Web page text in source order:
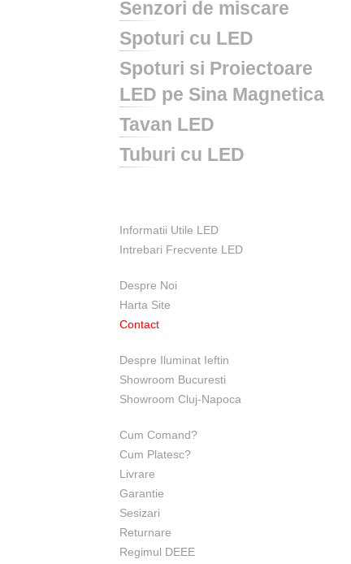
Senzori de miscare
Spoturi cu LED
Spoturi si Proiectoare
LED pe Sina Magnetica
Tavan LED
Tuburi cu LED
Informatii Utile LED
Intrebari Frecvente LED
Despre Noi
Harta Site
Contact
Despre Iluminat Ieftin
Showroom Bucuresti
Showroom Cluj-Napoca
Cum Comand?
Cum Platesc?
Livrare
Garantie
Sesizari
Returnare
Regimul DEEE